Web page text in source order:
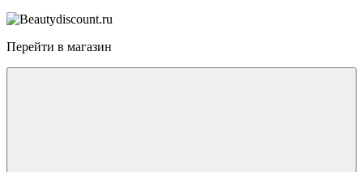
Перейти в магазин